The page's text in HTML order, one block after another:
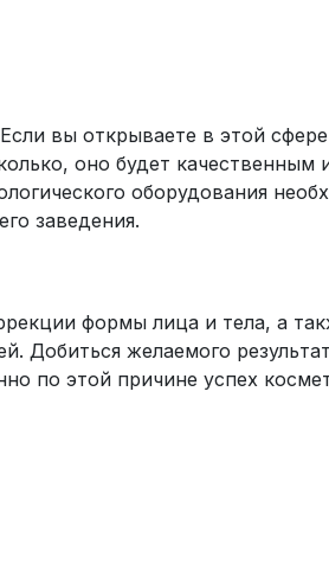
вы открываете в этой
оно будет качественным
оборудования
заведения.
формы лица и тела, а
Добиться желаемого
по этой причине успех